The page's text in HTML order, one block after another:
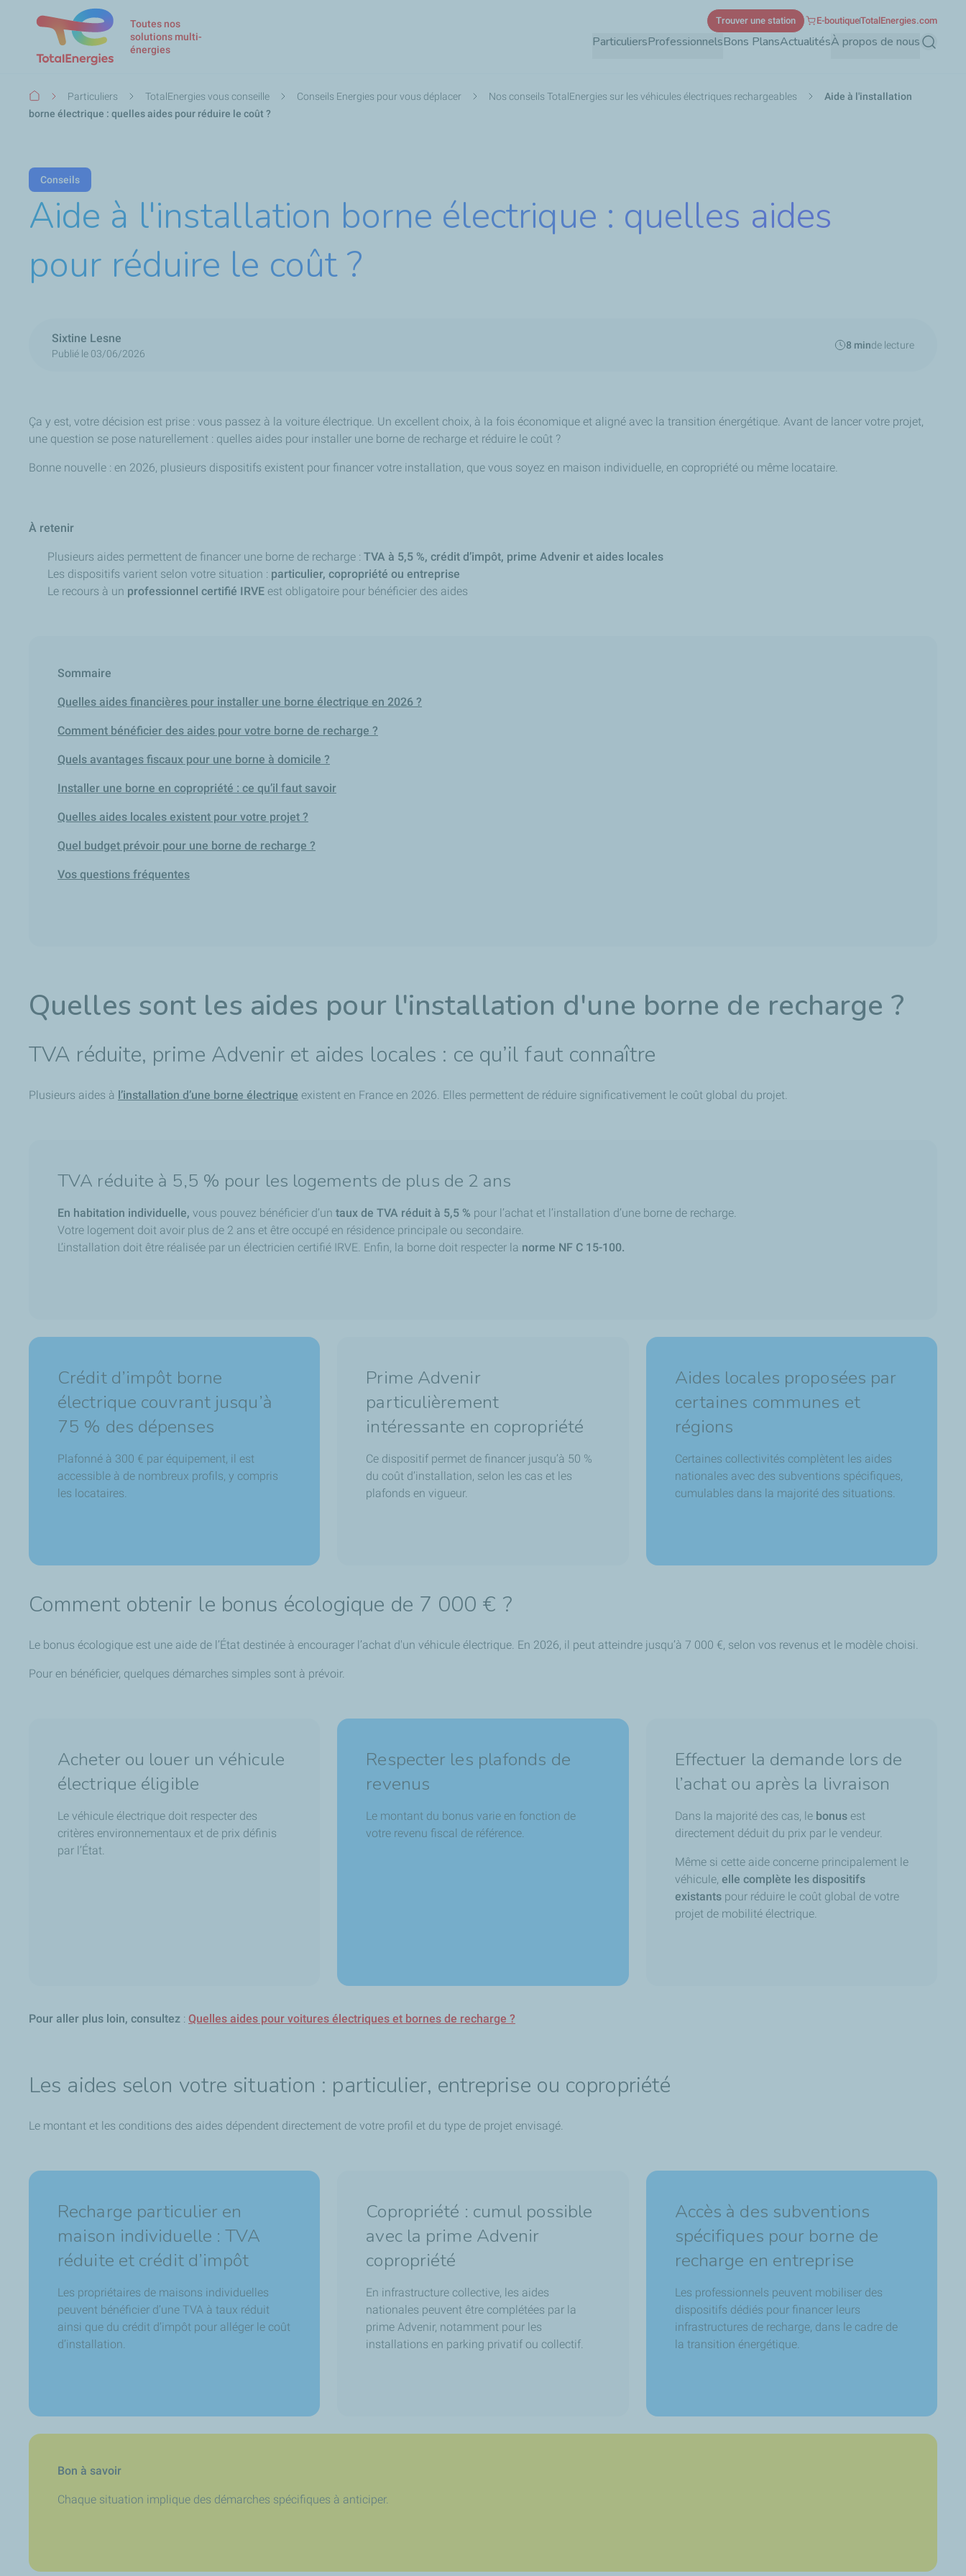
Toutes nos
solutions multi-
énergies
ParticuliersProfessionnelsBons PlansActualitésÀ propos de nous
Trouver une station E-boutiqueTotalEnergies.com
Fil
d'Ariane
Particuliers TotalEnergies vous conseille Conseils Energies pour vous déplacer Nos conseils TotalEnergies sur les véhicules électriques rechargeables
Aide à l'installation
borne électrique : quelles aides pour réduire le coût ?
Conseils
Aide à l'installation borne électrique : quelles aides
pour réduire le coût ?
Sixtine Lesne
Publié le 03/06/2026
8 minde lecture
Ça y est, votre décision est prise : vous passez à la voiture électrique. Un excellent choix, à la fois économique et aligné avec la transition énergétique. Avant de lancer votre projet,
une question se pose naturellement : quelles aides pour installer une borne de recharge et réduire le coût ?
Bonne nouvelle : en 2026, plusieurs dispositifs existent pour financer votre installation, que vous soyez en maison individuelle, en copropriété ou même locataire.
À retenir
Plusieurs aides permettent de financer une borne de recharge : TVA à 5,5 %, crédit d’impôt, prime Advenir et aides locales
Les dispositifs varient selon votre situation : particulier, copropriété ou entreprise
Le recours à un professionnel certifié IRVE est obligatoire pour bénéficier des aides
Sommaire
Quelles aides financières pour installer une borne électrique en 2026 ?
Comment bénéficier des aides pour votre borne de recharge ?
Quels avantages fiscaux pour une borne à domicile ?
Installer une borne en copropriété : ce qu’il faut savoir
Quelles aides locales existent pour votre projet ?
Quel budget prévoir pour une borne de recharge ?
Vos questions fréquentes
Quelles sont les aides pour l'installation d'une borne de recharge ?
TVA réduite, prime Advenir et aides locales : ce qu’il faut connaître
Plusieurs aides à l’installation d’une borne électrique existent en France en 2026. Elles permettent de réduire significativement le coût global du projet.
TVA réduite à 5,5 % pour les logements de plus de 2 ans
En habitation individuelle, vous pouvez bénéficier d’un taux de TVA réduit à 5,5 % pour l’achat et l’installation d’une borne de recharge.
Votre logement doit avoir plus de 2 ans et être occupé en résidence principale ou secondaire.
L’installation doit être réalisée par un électricien certifié IRVE. Enfin, la borne doit respecter la norme NF C 15-100.
Crédit d’impôt borne
électrique couvrant jusqu’à
75 % des dépenses
Plafonné à 300 € par équipement, il est
accessible à de nombreux profils, y compris
les locataires.
Prime Advenir
particulièrement
intéressante en copropriété
Ce dispositif permet de financer jusqu’à 50 %
du coût d’installation, selon les cas et les
plafonds en vigueur.
Aides locales proposées par
certaines communes et
régions
Certaines collectivités complètent les aides
nationales avec des subventions spécifiques,
cumulables dans la majorité des situations.
Comment obtenir le bonus écologique de 7 000 € ?
Le bonus écologique est une aide de l’État destinée à encourager l’achat d'un véhicule électrique. En 2026, il peut atteindre jusqu’à 7 000 €, selon vos revenus et le modèle choisi.
Pour en bénéficier, quelques démarches simples sont à prévoir.
Acheter ou louer un véhicule
électrique éligible
Le véhicule électrique doit respecter des
critères environnementaux et de prix définis
par l’État.
Respecter les plafonds de
revenus
Le montant du bonus varie en fonction de
votre revenu fiscal de référence.
Effectuer la demande lors de
l’achat ou après la livraison
Dans la majorité des cas, le bonusest
directement déduit du prix par le vendeur.
Même si cette aide concerne principalement le
véhicule, elle complète les dispositifs
existants pour réduire le coût global de votre
projet de mobilité électrique.
Pour aller plus loin, consultez : Quelles aides pour voitures électriques et bornes de recharge ?
Les aides selon votre situation : particulier, entreprise ou copropriété
Le montant et les conditions des aides dépendent directement de votre profil et du type de projet envisagé.
Recharge particulier en
maison individuelle : TVA
réduite et crédit d’impôt
Les propriétaires de maisons individuelles
peuvent bénéficier d’une TVA à taux réduit
ainsi que du crédit d’impôt pour alléger le coût
d’installation.
Copropriété : cumul possible
avec la prime Advenir
copropriété
En infrastructure collective, les aides
nationales peuvent être complétées par la
prime Advenir, notamment pour les
installations en parking privatif ou collectif.
Accès à des subventions
spécifiques pour borne de
recharge en entreprise
Les professionnels peuvent mobiliser des
dispositifs dédiés pour financer leurs
infrastructures de recharge, dans le cadre de
la transition énergétique.
Bon à savoir
Chaque situation implique des démarches spécifiques à anticiper.